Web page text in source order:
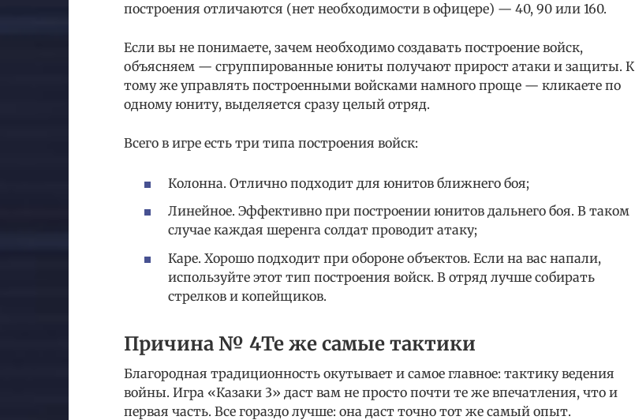
построения отличаются (нет необходимости в офицере) — 40, 90 или 160.
Если вы не понимаете, зачем необходимо создавать построение войск,
объясняем — сгруппированные юниты получают прирост атаки и защиты. К
тому же управлять построенными войсками намного проще — кликаете по
одному юниту, выделяется сразу целый отряд.
Всего в игре есть три типа построения войск:
Колонна. Отлично подходит для юнитов ближнего боя;
Линейное. Эффективно при построении юнитов дальнего боя. В таком
случае каждая шеренга солдат проводит атаку;
Каре. Хорошо подходит при обороне объектов. Если на вас напали,
используйте этот тип построения войск. В отряд лучше собирать
стрелков и копейщиков.
Причина № 4Те же самые тактики
Благородная традиционность окутывает и самое главное: тактику ведения
войны. Игра «Казаки 3» даст вам не просто почти те же впечатления, что и
первая часть. Все гораздо лучше: она даст точно тот же самый опыт.